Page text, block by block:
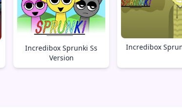
Incredibox Sprunki Ss
Version
Incredibox